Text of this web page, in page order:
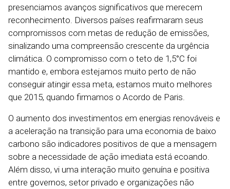
presenciamos avanços significativos que merecem
reconhecimento. Diversos países reafirmaram seus
compromissos com metas de redução de emissões,
sinalizando uma compreensão crescente da urgência
climática. O compromisso com o teto de 1,5°C foi
mantido e, embora estejamos muito perto de não
conseguir atingir essa meta, estamos muito melhores
que 2015, quando firmamos o Acordo de Paris.
O aumento dos investimentos em energias renováveis e
a aceleração na transição para uma economia de baixo
carbono são indicadores positivos de que a mensagem
sobre a necessidade de ação imediata está ecoando.
Além disso, vi uma interação muito genuína e positiva
entre governos, setor privado e organizações não